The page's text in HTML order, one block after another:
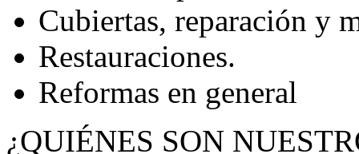
Cubiertas, reparación y
Restauraciones.
Reformas en general
¿QUIÉNES SON